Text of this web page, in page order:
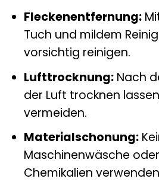
Fleckenentfernung:
Tuch und mildem
vorsichtig reinigen.
Lufttrocknung:Nach
der Luft trocknen
vermeiden.
Materialschonung:
Maschinenwäsche
Chemikalien